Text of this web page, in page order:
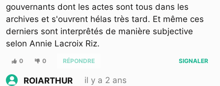
gouvernants dont les actes sont tous dans les
archives et s'ouvrent hélas très tard. Et même ces
derniers sont interprêtés de manière subjective
selon Annie Lacroix Riz.
0 0 RÉPONDRE SIGNALER
ROIARTHUR
il y a 2 ans